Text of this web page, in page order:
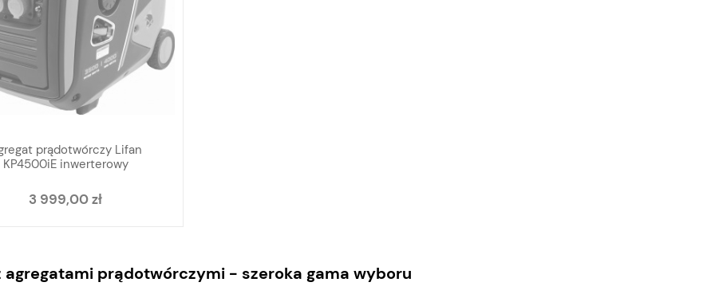
prądotwórczy Lifan
KP4500iE inwerterowy
3 999,00 zł
agregatami prądotwórczymi - szeroka gama wyboru